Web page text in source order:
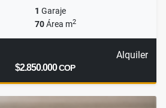
1 Garaje
70Área m2
Alquiler
$2.850.000COP